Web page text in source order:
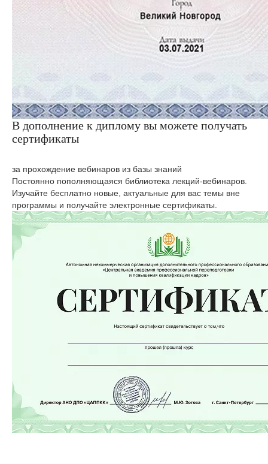
В дополнение к диплому вы можете получать
сертификаты
за прохождение вебинаров из базы знаний
Постоянно пополняющаяся библиотека лекций-вебинаров.
Изучайте бесплатно новые, актуальные для вас темы вне
программы и получайте электронные сертификаты.